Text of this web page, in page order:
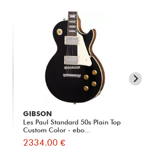
GIBSON
Les Paul Standard 50s Plain Top
Custom Color - ebo...
2334.00 €